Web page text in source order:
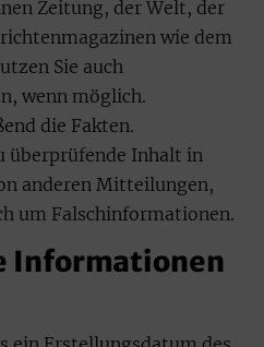
Zeitung, der Welt, der
wie dem
Sie auch
wenn möglich.
die Fakten.
überprüfende Inhalt in
anderen Mitteilungen,
um Falschinformationen.
Informationen